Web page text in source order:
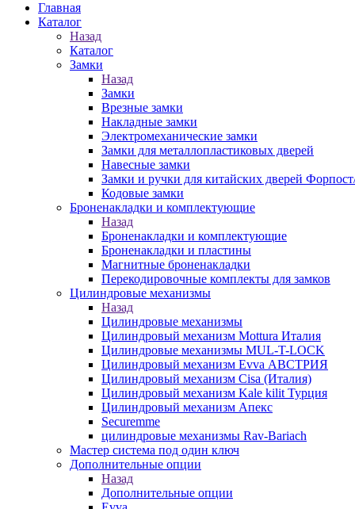
Главная
Каталог
Назад
Каталог
Замки
Назад
Замки
Врезные замки
Накладные замки
Электромеханические замки
Замки для металлопластиковых дверей
Навесные замки
Замки и ручки для китайских дверей
Кодовые замки
Броненакладки и комплектующие
Назад
Броненакладки и комплектующие
Броненакладки и пластины
Магнитные броненакладки
Перекодировочные комплекты для замков
Цилиндровые механизмы
Назад
Цилиндровые механизмы
Цилиндровый механизм Mottura Италия
Цилиндровые механизмы MUL-T-LOCK
Цилиндровый механизм Evva АВСТРИЯ
Цилиндровый механизм Cisa (Италия)
Цилиндровый механизм Kale kilit Турция
Цилиндровый механизм Апекс
Securemme
цилиндровые механизмы Rav-Bariach
Мастер система под один ключ
Дополнительные опции
Назад
Дополнительные опции